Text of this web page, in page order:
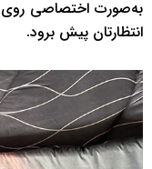
به‌صورت اختصاصی روی
انتظارتان پیش برود.